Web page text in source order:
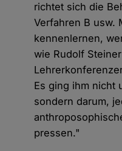
richtet sich die
Verfahren B usw.
kennenlernen,
wie Rudolf
Es ging ihm nicht
sondern darum,
pressen."